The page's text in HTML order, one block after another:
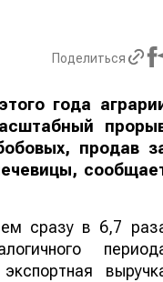
Поделиться
года
продав
сразу в 6,7